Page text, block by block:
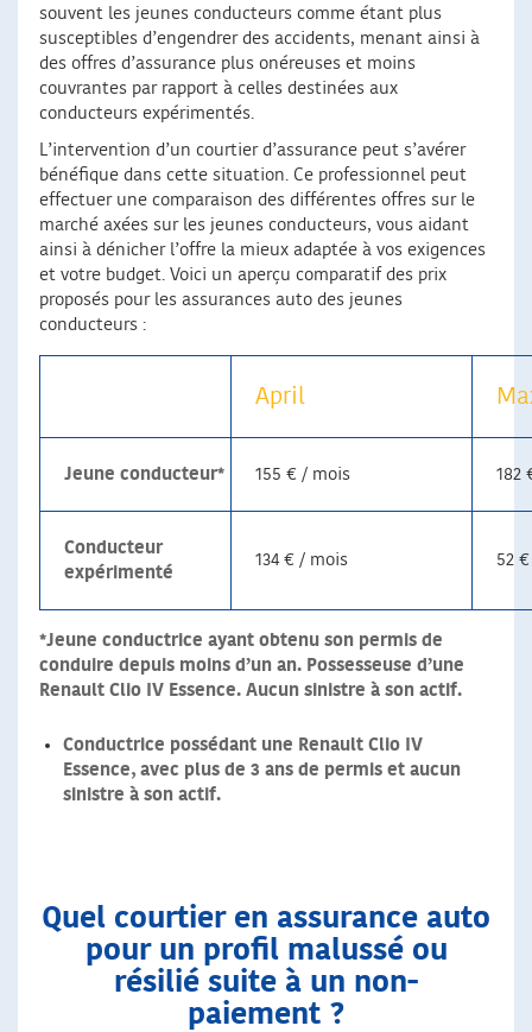
souvent les jeunes conducteurs comme étant plus
susceptibles d’engendrer des accidents, menant ainsi à
des offres d’assurance plus onéreuses et moins
couvrantes par rapport à celles destinées aux
conducteurs expérimentés.
L’intervention d’un courtier d’assurance peut s’avérer
bénéfique dans cette situation. Ce professionnel peut
effectuer une comparaison des différentes offres sur le
marché axées sur les jeunes conducteurs, vous aidant
ainsi à dénicher l’offre la mieux adaptée à vos exigences
et votre budget. Voici un aperçu comparatif des prix
proposés pour les assurances auto des jeunes
conducteurs :
April
Jeune conducteur* 155 € / mois 182
Conducteur
expérimenté
134 € / mois 52
*Jeune conductrice ayant obtenu son permis de
conduire depuis moins d’un an. Possesseuse d’une
Renault Clio IV Essence. Aucun sinistre à son actif.
Conductrice possédant une Renault Clio IV
Essence, avec plus de 3 ans de permis et aucun
sinistre à son actif.
Quel courtier en assurance auto
pour un profil malussé ou
résilié suite à un non-
paiement ?